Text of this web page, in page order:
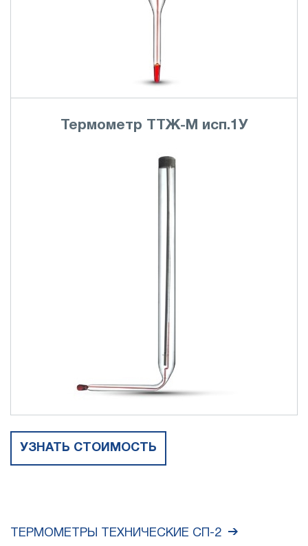
Термометр ТТЖ-М исп.1У
УЗНАТЬ СТОИМОСТЬ
ТЕРМОМЕТРЫ ТЕХНИЧЕСКИЕ СП-2